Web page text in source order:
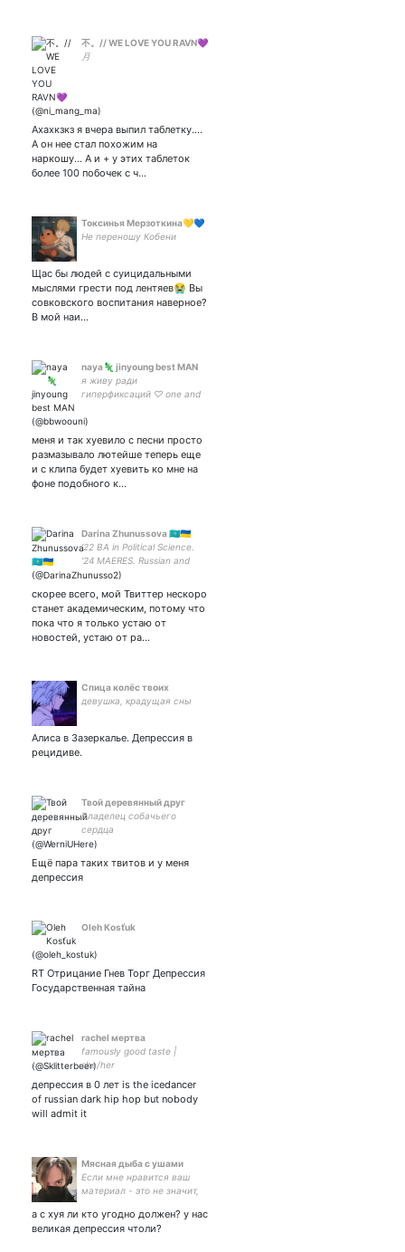
不。// WE LOVE YOU RAVN💜
月
Ахахкзкз я вчера выпил таблетку....
А он нее стал похожим на
наркошу... А и + у этих таблеток
более 100 побочек с ч…
Токсинья Мерзоткина💛💙
Не переношу Кобени
Щас бы людей с суицидальными
мыслями грести под лентяев😭 Вы
совковского воспитания наверное?
В мой наи…
naya🦎 jinyoung best MAN
я живу ради
гиперфиксаций ♡ one and
♡ evan peters my dad(dy)
меня и так хуевило с песни просто
размазывало лютейше теперь еще
и с клипа будет хуевить ко мне на
фоне подобного к…
Darina Zhunussova 🇰🇿🇺🇦
‘22 BA in Political Science.
‘24 MAERES. Russian and
Central Asian politics,
Nationalism, Propaganda.
скорее всего, мой Твиттер нескоро
станет академическим, потому что
пока что я только устаю от
новостей, устаю от ра…
Спица колёс твоих
девушка, крадущая сны
Алиса в Зазеркалье. Депрессия в
рецидиве.
Твой деревянный друг
Владелец собачьего
сердца
Ещё пара таких твитов и у меня
депрессия
Oleh Kosťuk
RT Отрицание Гнев Торг Депрессия
Государственная тайна
rachel мертва
famously good taste |
she/her
депрессия в 0 лет is the icedancer
of russian dark hip hop but nobody
will admit it
Мясная дыба с ушами
Если мне нравится ваш
материал - это не значит,
мерзкая личность
а с хуя ли кто угодно должен? у нас
великая депрессия чтоли?